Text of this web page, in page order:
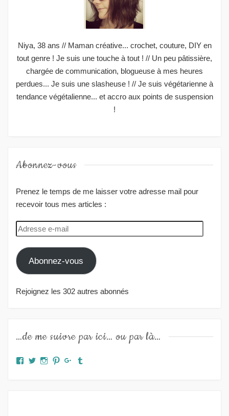
Niya, 38 ans // Maman créative... crochet, couture, DIY en
tout genre ! Je suis une touche à tout ! // Un peu pâtissière,
chargée de communication, blogueuse à mes heures
perdues... Je suis une slasheuse ! // Je suis végétarienne à
tendance végétalienne... et accro aux points de suspension
!
Abonnez-vous
Prenez le temps de me laisser votre adresse mail pour
recevoir tous mes articles :
Adresse
mail
Abonnez-vous
Rejoignez les 302 autres abonnés
…de me suivre par ici… ou par là…
Facebook
TwitterInstagram
PinterestGoogle+